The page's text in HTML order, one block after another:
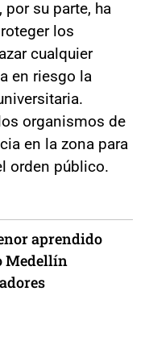
, por su parte, ha
los
cualquier
en riesgo la
organismos de
en la zona para
orden público.
aprendido
Medellín